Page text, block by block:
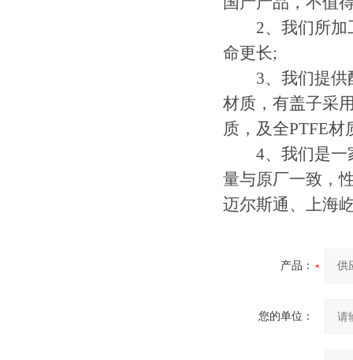
2、我们所加工
命更长;
3、我们提供配
材质，有盖子采
质，及全PTFE
4、我们是一家
量与原厂一致，
迈尔斯通、上海
产品：
您的单位：